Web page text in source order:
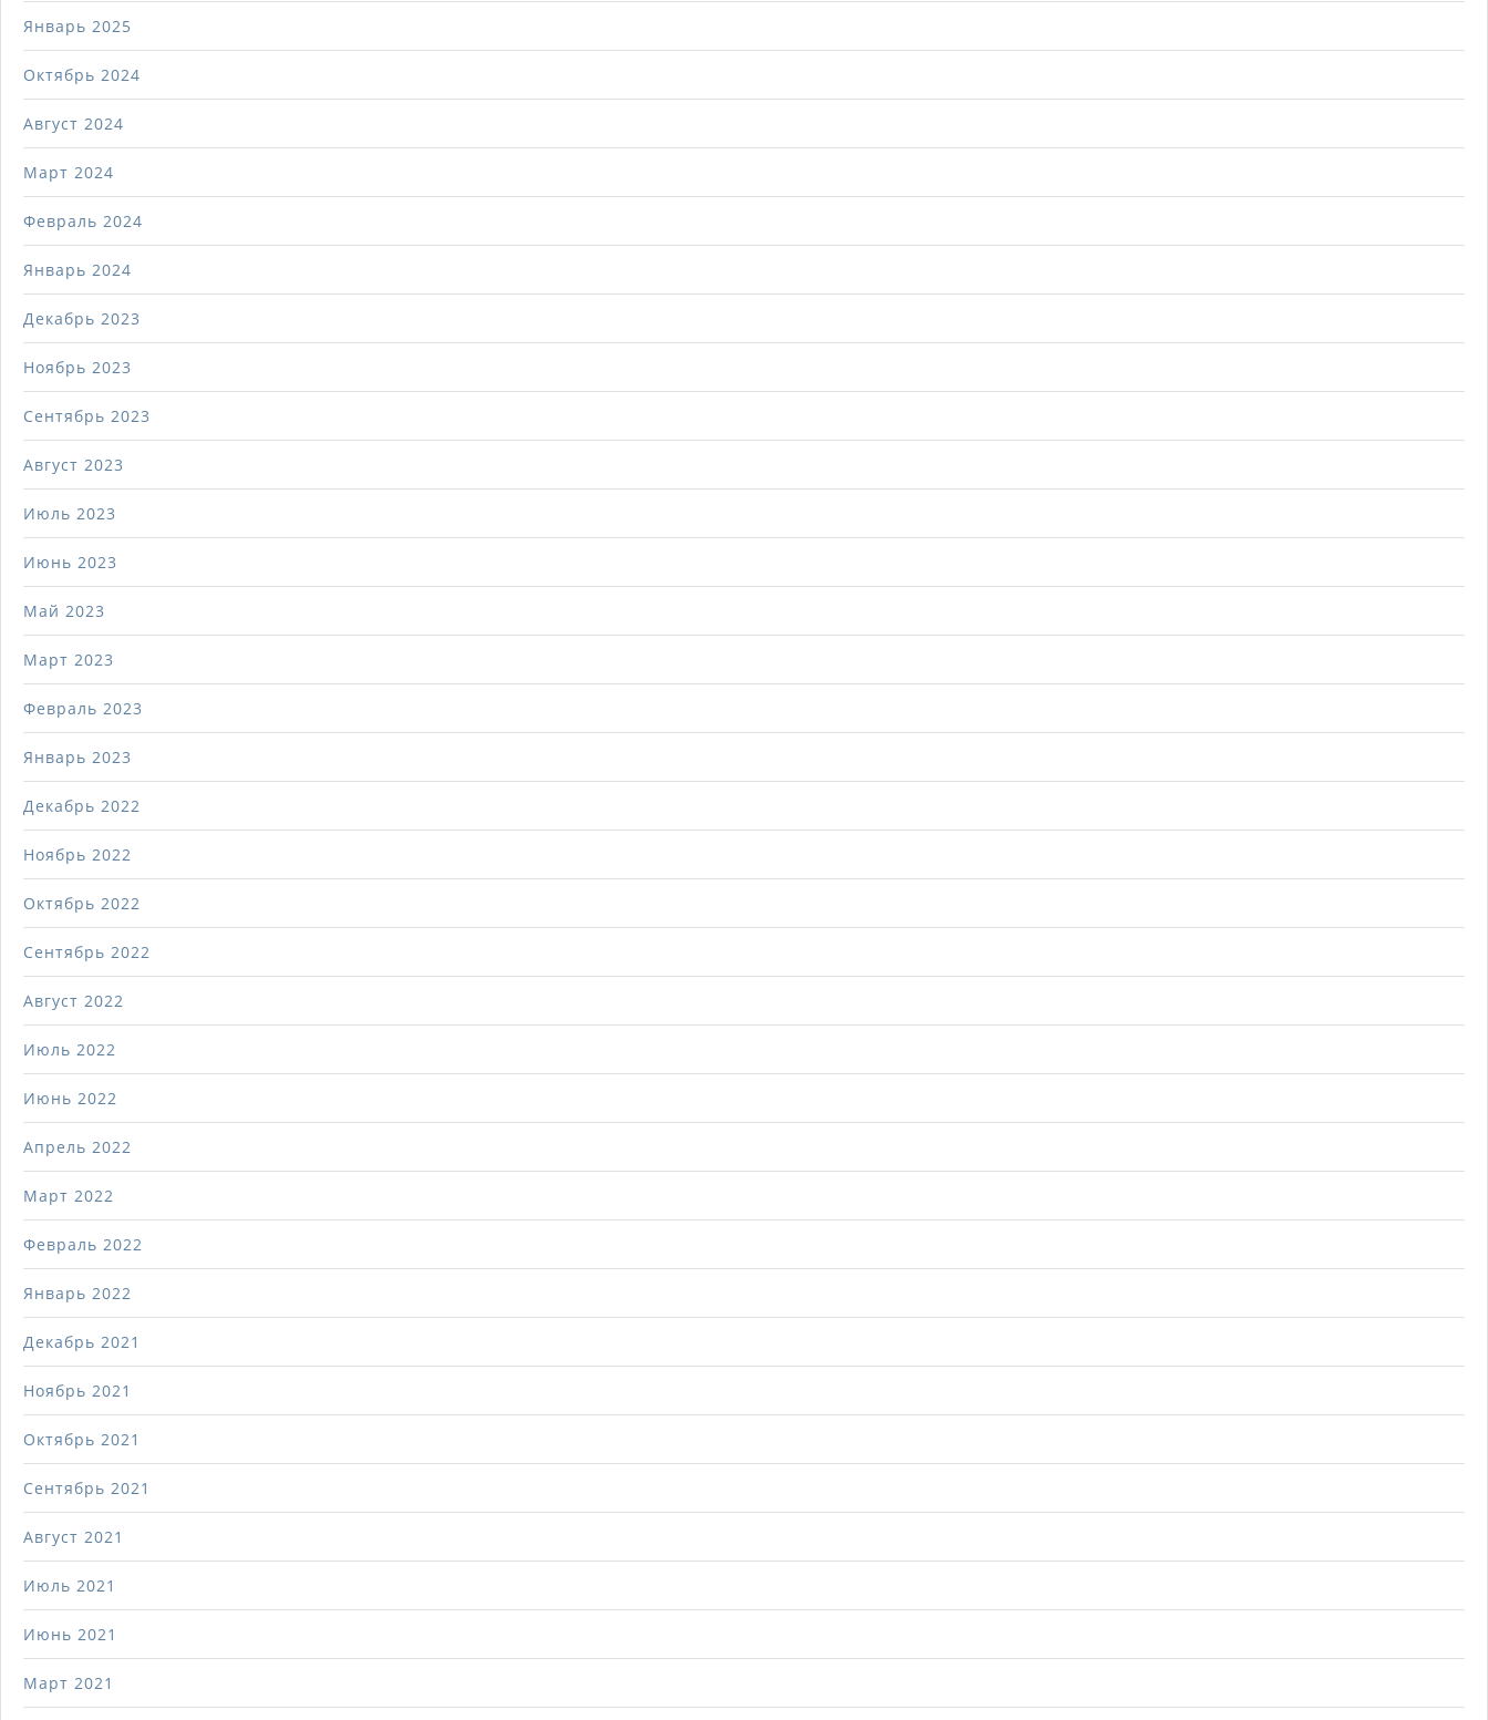
Январь 2025
Октябрь 2024
Август 2024
Март 2024
Февраль 2024
Январь 2024
Декабрь 2023
Ноябрь 2023
Сентябрь 2023
Август 2023
Июль 2023
Июнь 2023
Май 2023
Март 2023
Февраль 2023
Январь 2023
Декабрь 2022
Ноябрь 2022
Октябрь 2022
Сентябрь 2022
Август 2022
Июль 2022
Июнь 2022
Апрель 2022
Март 2022
Февраль 2022
Январь 2022
Декабрь 2021
Ноябрь 2021
Октябрь 2021
Сентябрь 2021
Август 2021
Июль 2021
Июнь 2021
Март 2021